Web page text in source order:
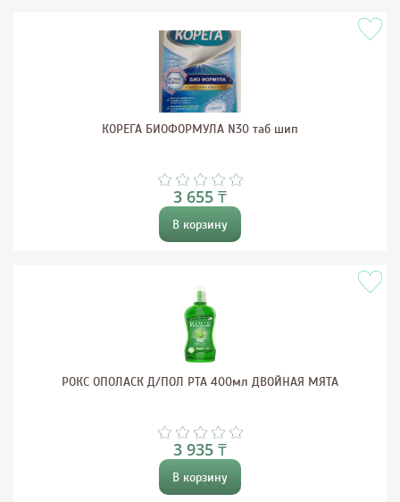
КОРЕГА БИОФОРМУЛА N30 таб шип
3 655 ₸
В корзину
РОКС ОПОЛАСК Д/ПОЛ РТА 400мл ДВОЙНАЯ МЯТА
3 935 ₸
В корзину